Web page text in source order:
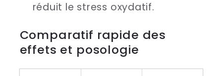
réduit le stress oxydatif.
Comparatif rapide des
effets et posologie